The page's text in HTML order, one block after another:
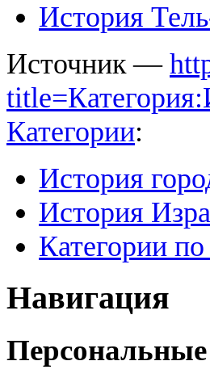
История
Источник —
Категории:
История
История
Категории
Навигация